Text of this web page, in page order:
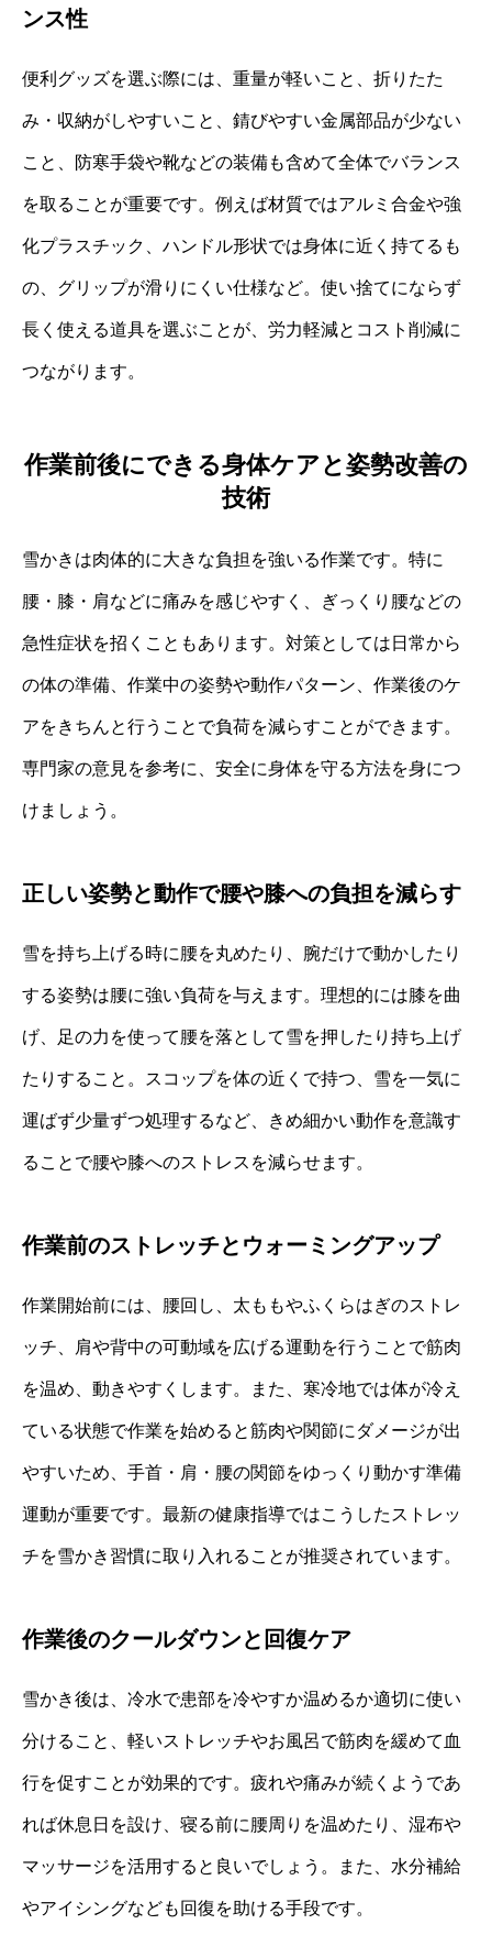
ンス性
便利グッズを選ぶ際には、重量が軽いこと、折りたた
み・収納がしやすいこと、錆びやすい金属部品が少ない
こと、防寒手袋や靴などの装備も含めて全体でバランス
を取ることが重要です。例えば材質ではアルミ合金や強
化プラスチック、ハンドル形状では身体に近く持てるも
の、グリップが滑りにくい仕様など。使い捨てにならず
長く使える道具を選ぶことが、労力軽減とコスト削減に
つながります。
作業前後にできる身体ケアと姿勢改善の
技術
雪かきは肉体的に大きな負担を強いる作業です。特に
腰・膝・肩などに痛みを感じやすく、ぎっくり腰などの
急性症状を招くこともあります。対策としては日常から
の体の準備、作業中の姿勢や動作パターン、作業後のケ
アをきちんと行うことで負荷を減らすことができます。
専門家の意見を参考に、安全に身体を守る方法を身につ
けましょう。
正しい姿勢と動作で腰や膝への負担を減らす
雪を持ち上げる時に腰を丸めたり、腕だけで動かしたり
する姿勢は腰に強い負荷を与えます。理想的には膝を曲
げ、足の力を使って腰を落として雪を押したり持ち上げ
たりすること。スコップを体の近くで持つ、雪を一気に
運ばず少量ずつ処理するなど、きめ細かい動作を意識す
ることで腰や膝へのストレスを減らせます。
作業前のストレッチとウォーミングアップ
作業開始前には、腰回し、太ももやふくらはぎのストレ
ッチ、肩や背中の可動域を広げる運動を行うことで筋肉
を温め、動きやすくします。また、寒冷地では体が冷え
ている状態で作業を始めると筋肉や関節にダメージが出
やすいため、手首・肩・腰の関節をゆっくり動かす準備
運動が重要です。最新の健康指導ではこうしたストレッ
チを雪かき習慣に取り入れることが推奨されています。
作業後のクールダウンと回復ケア
雪かき後は、冷水で患部を冷やすか温めるか適切に使い
分けること、軽いストレッチやお風呂で筋肉を緩めて血
行を促すことが効果的です。疲れや痛みが続くようであ
れば休息日を設け、寝る前に腰周りを温めたり、湿布や
マッサージを活用すると良いでしょう。また、水分補給
やアイシングなども回復を助ける手段です。